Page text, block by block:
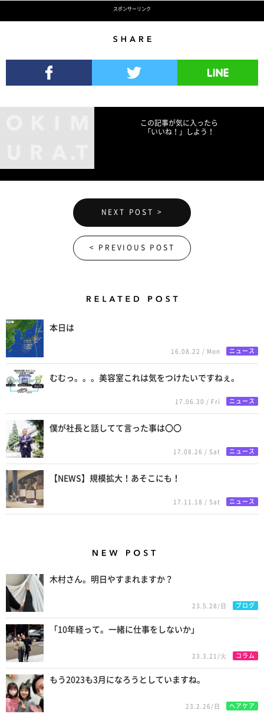
スポンサーリンク
この記事が気に入ったら
「いいね！」しよう！
NEXT POST >
< PREVIOUS POST
本日は
16.08.22 / Mon ニュース
むむっ。。。美容室これは気をつけたいですねぇ。
17.06.30 / Fri ニュース
僕が社長と話してて言った事は〇〇
17.08.26 / Sat ニュース
【NEWS】規模拡大！あそこにも！
17.11.18 / Sat ニュース
木村さん。明日やすまれますか？
23.5.28/日 ブログ
「10年経って。一緒に仕事をしないか」
23.3.21/火 コラム
もう2023も3月になろうとしていますね。
23.2.26/日 ヘアケア